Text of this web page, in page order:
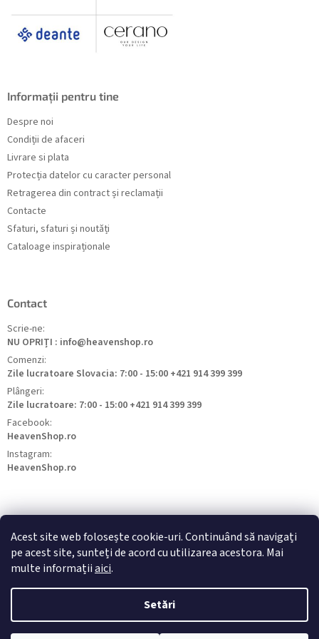
Acest site web folosește cookie-uri. Continuând să navigați
pe acest site, sunteți de acord cu utilizarea acestora. Mai
multe informațiiaici.
Setări
Informații pentru tine
Despre noi
Condiții de afaceri
Livrare si plata
Protecția datelor cu caracter personal
Retragerea din contract și reclamații
Contacte
Sfaturi, sfaturi și noutăți
Cataloage inspiraționale
Contact
Scrie-ne:
NU OPRIȚI : info@heavenshop.ro
Comenzi:
Zile lucratoare Slovacia: 7:00 - 15:00 +421 914 399 399
Plângeri:
Zile lucratoare: 7:00 - 15:00 +421 914 399 399
Facebook:
HeavenShop.ro
Instagram:
HeavenShop.ro
HeavenShop.sk HeavenShop.hu HeavenShop.cz
Drepturi de autor 2026Heavenshop. Toate drepturile rezervate.